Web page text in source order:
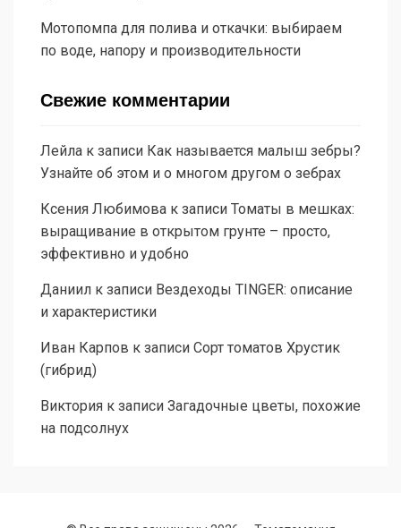
Мотопомпа для полива и откачки: выбираем
по воде, напору и производительности
Свежие комментарии
Лейла к записи Как называется малыш зебры?
Узнайте об этом и о многом другом о зебрах
Ксения Любимова к записи Томаты в мешках:
выращивание в открытом грунте – просто,
эффективно и удобно
Даниил к записи Вездеходы TINGER: описание
и характеристики
Иван Карпов к записи Сорт томатов Хрустик
(гибрид)
Виктория к записи Загадочные цветы, похожие
на подсолнух